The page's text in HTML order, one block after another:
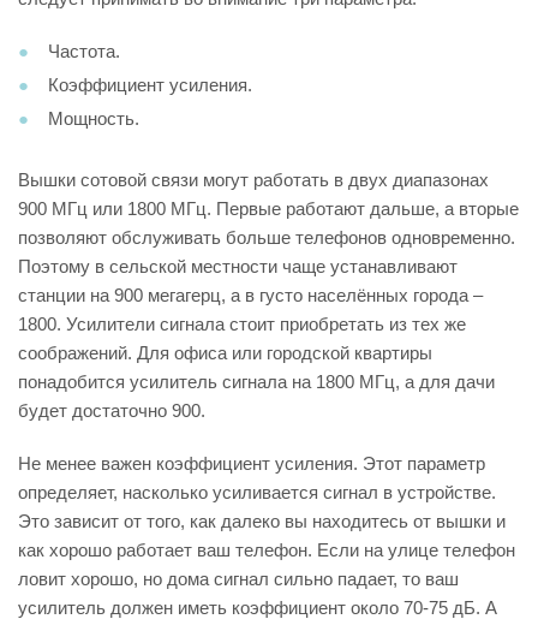
Частота.
Коэффициент усиления.
Мощность.
Вышки сотовой связи могут работать в двух диапазонах
900 МГц или 1800 МГц. Первые работают дальше, а вторые
позволяют обслуживать больше телефонов одновременно.
Поэтому в сельской местности чаще устанавливают
станции на 900 мегагерц, а в густо населённых города –
1800. Усилители сигнала стоит приобретать из тех же
соображений. Для офиса или городской квартиры
понадобится усилитель сигнала на 1800 МГц, а для дачи
будет достаточно 900.
Не менее важен коэффициент усиления. Этот параметр
определяет, насколько усиливается сигнал в устройстве.
Это зависит от того, как далеко вы находитесь от вышки и
как хорошо работает ваш телефон. Если на улице телефон
ловит хорошо, но дома сигнал сильно падает, то ваш
усилитель должен иметь коэффициент около 70-75 дБ. А